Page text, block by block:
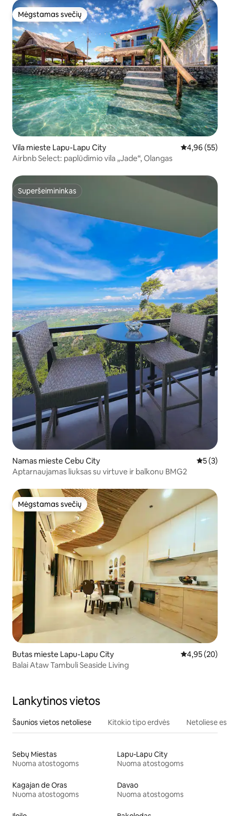
Mėgstamas svečių
Mėgstamas svečių
Vila mieste Lapu-Lapu City Vidutinis
4,96 (55)
Airbnb Select: paplūdimio vila „Jade“, Olangas
Superšeimininkas
Superšeimininkas
Namas mieste Cebu City Vidutinis
5 (3)
Aptarnaujamas liuksas su virtuve ir balkonu BMG2
Mėgstamas svečių
Mėgstamas svečių
Butas mieste Lapu-Lapu City Vidutinis
4,95 (20)
Balai Ataw Tambuli Seaside Living
Lankytinos vietos
Šaunios vietos netoliese Kitokio tipo erdvės Netoliese
Sebų Miestas
Nuoma atostogoms
Lapu-Lapu City
Nuoma atostogoms
Kagajan de Oras
Nuoma atostogoms
Davao
Nuoma atostogoms